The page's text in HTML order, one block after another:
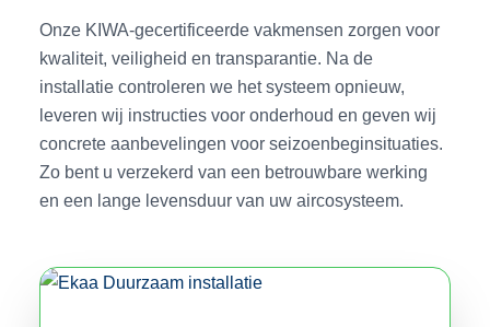
Onze KIWA-gecertificeerde vakmensen zorgen voor
kwaliteit, veiligheid en transparantie. Na de
installatie controleren we het systeem opnieuw,
leveren wij instructies voor onderhoud en geven wij
concrete aanbevelingen voor seizoenbeginsituaties.
Zo bent u verzekerd van een betrouwbare werking
en een lange levensduur van uw aircosysteem.